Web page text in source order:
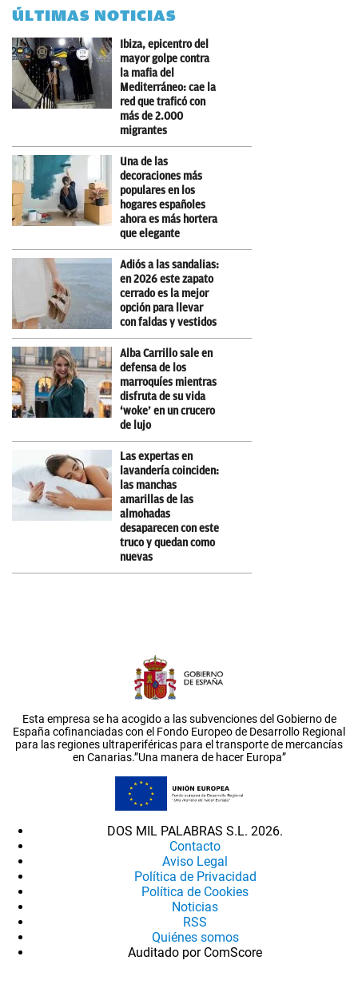
ÚLTIMAS NOTICIAS
Ibiza, epicentro del
mayor golpe contra
la mafia del
Mediterráneo: cae la
red que traficó con
más de 2.000
migrantes
Una de las
decoraciones más
populares en los
hogares españoles
ahora es más hortera
que elegante
Adiós a las sandalias:
en 2026 este zapato
cerrado es la mejor
opción para llevar
con faldas y vestidos
Alba Carrillo sale en
defensa de los
marroquíes mientras
disfruta de su vida
‘woke’ en un crucero
de lujo
Las expertas en
lavandería coinciden:
las manchas
amarillas de las
almohadas
desaparecen con este
truco y quedan como
nuevas
Esta empresa se ha acogido a las subvenciones del Gobierno de
España cofinanciadas con el Fondo Europeo de Desarrollo Regional
para las regiones ultraperiféricas para el transporte de mercancías
en Canarias.”Una manera de hacer Europa”
DOS MIL PALABRAS S.L. 2026.
Contacto
Aviso Legal
Política de Privacidad
Política de Cookies
Noticias
RSS
Quiénes somos
Auditado por ComScore